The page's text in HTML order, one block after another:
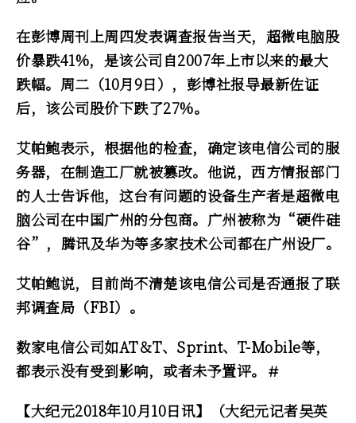
在彭博周刊上周四发表调查报告当天，超微电脑股
价暴跌41%，是该公司自2007年上市以来的最大
跌幅。周二（10月9日），彭博社报导最新佐证
后，该公司股价下跌了27%。
艾帕鲍表示，根据他的检查，确定该电信公司的服
务器，在制造工厂就被篡改。他说，西方情报部门
的人士告诉他，这台有问题的设备生产者是超微电
脑公司在中国广州的分包商。广州被称为“硬件硅
谷”，腾讯及华为等多家技术公司都在广州设厂。
艾帕鲍说，目前尚不清楚该电信公司是否通报了联
邦调查局（FBI）。
数家电信公司如AT＆T、Sprint、T-Mobile等，
都表示没有受到影响，或者未予置评。＃
【大纪元2018年10月10日讯】（大纪元记者吴英